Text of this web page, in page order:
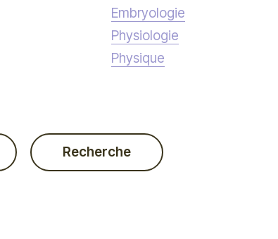
Embryologie
Physiologie
Physique
Recherche